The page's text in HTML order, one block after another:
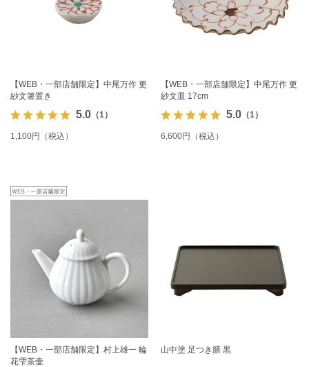
【WEB・一部店舗限定】中尾万作 更
紗文箸置き
5.0（1）
1,100円（税込）
【WEB・一部店舗限定】中尾万作 更
紗文皿 17cm
5.0（1）
6,600円（税込）
【WEB・一部店舗限定】村上雄一 輪
花雫茶壷
山中塗 足つき膳 黒